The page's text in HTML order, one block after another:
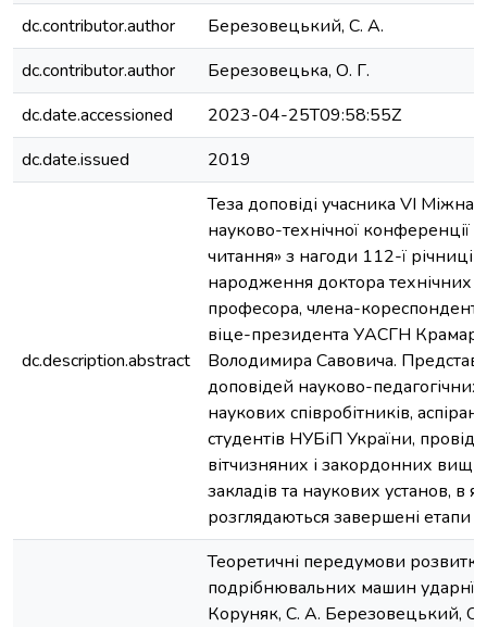
dc.contributor.author
Березовецький, С. А.
dc.contributor.author
Березовецька, О. Г.
dc.date.accessioned
2023-04-25T09:58:55Z
dc.date.issued
2019
dc.description.abstract
Теза доповіді учасника VI
науково-технічної конференції
читання» з нагоди 112-ї річниці
народження доктора технічних
професора, члена-
віце-президента УАСГН
Володимира Савовича.
доповідей науково-педагогічних
наукових співробітників,
студентів НУБіП України,
вітчизняних і закордонних
закладів та наукових установ, в
розглядаються завершені етапи
Теоретичні передумови розвитку
подрібнювальних машин ударнї
Коруняк, С. А. Березовецький, О.